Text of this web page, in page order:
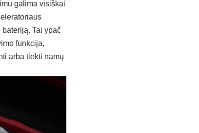
galima visiškai
Tai ypač
funkcija,
arba tiekti namų